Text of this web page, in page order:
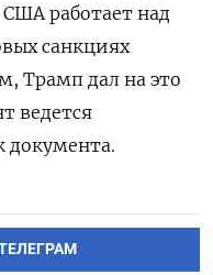
работает над
санкциях
Трамп дал на это
ведется
документа.